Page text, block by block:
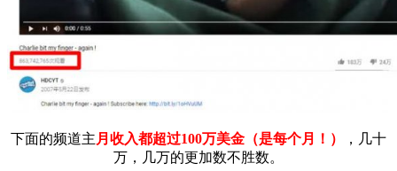
下面的频道主 月收入都超过100万美金（是每个月！）
，几十
万，几万的更加数不胜数。